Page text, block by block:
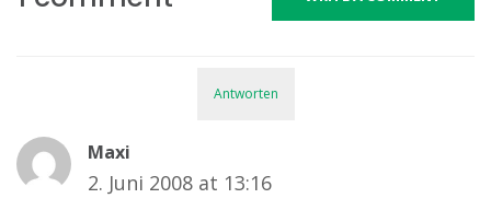
Antworten
Maxi
2. Juni 2008 at 13:16